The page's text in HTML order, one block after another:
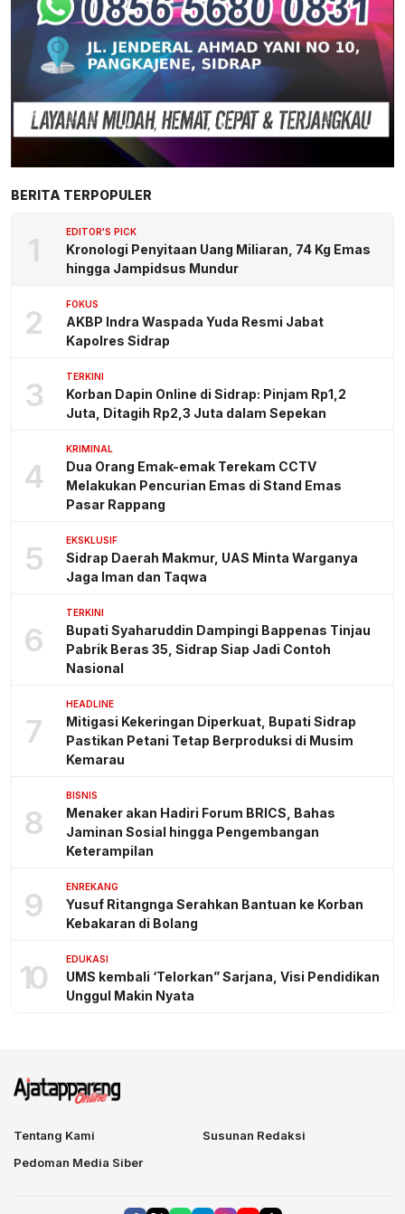
BERITA TERPOPULER
1 EDITOR'S PICK
Kronologi Penyitaan Uang Miliaran, 74 Kg Emas
hingga Jampidsus Mundur
2 FOKUS
AKBP Indra Waspada Yuda Resmi Jabat
Kapolres Sidrap
3 TERKINI
Korban Dapin Online di Sidrap: Pinjam Rp1,2
Juta, Ditagih Rp2,3 Juta dalam Sepekan
4
KRIMINAL
Dua Orang Emak-emak Terekam CCTV
Melakukan Pencurian Emas di Stand Emas
Pasar Rappang
5 EKSKLUSIF
Sidrap Daerah Makmur, UAS Minta Warganya
Jaga Iman dan Taqwa
6
TERKINI
Bupati Syaharuddin Dampingi Bappenas Tinjau
Pabrik Beras 35, Sidrap Siap Jadi Contoh
Nasional
7
HEADLINE
Mitigasi Kekeringan Diperkuat, Bupati Sidrap
Pastikan Petani Tetap Berproduksi di Musim
Kemarau
8
BISNIS
Menaker akan Hadiri Forum BRICS, Bahas
Jaminan Sosial hingga Pengembangan
Keterampilan
9 ENREKANG
Yusuf Ritangnga Serahkan Bantuan ke Korban
Kebakaran di Bolang
10 EDUKASI
UMS kembali ‘Telorkan” Sarjana, Visi Pendidikan
Unggul Makin Nyata
Tentang Kami
Susunan Redaksi
Pedoman Media Siber